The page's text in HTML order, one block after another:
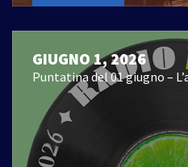
GIUGNO 1, 2026
Puntatina del 01 giugno –